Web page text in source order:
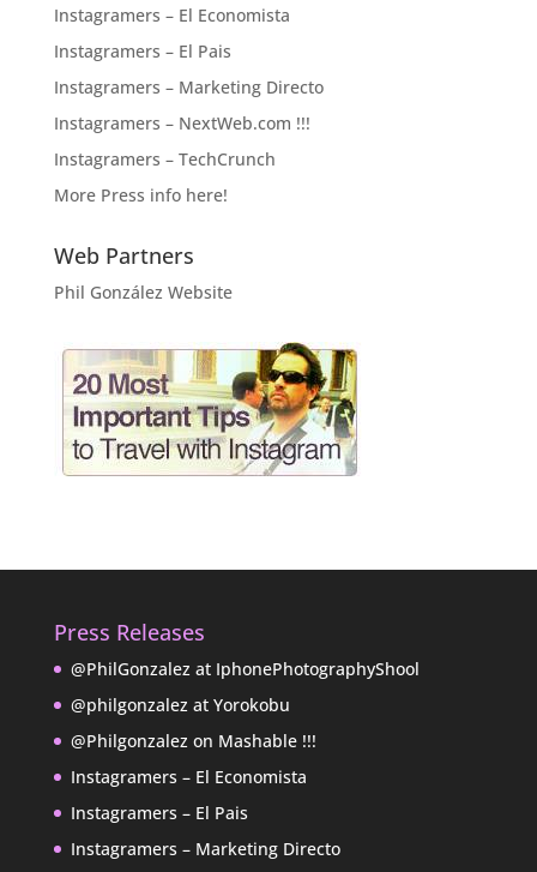
Instagramers – El Economista
Instagramers – El Pais
Instagramers – Marketing Directo
Instagramers – NextWeb.com !!!
Instagramers – TechCrunch
More Press info here!
Web Partners
Phil González Website
Press Releases
@PhilGonzalez at IphonePhotographyShool
@philgonzalez at Yorokobu
@Philgonzalez on Mashable !!!
Instagramers – El Economista
Instagramers – El Pais
Instagramers – Marketing Directo